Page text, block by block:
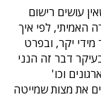
עושים רישום
האמיתי, לפי איך
יקר, ובפרט
דבר זה הנני
וכו'
את מצות שמייטה